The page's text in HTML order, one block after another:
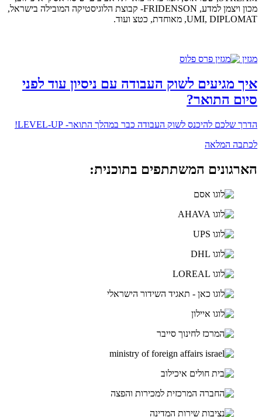
מכון ויצמן למדע, FRIDENSON- קבוצת הלוגיסטיקה המובילה בישראל,
UMI, DIPLOMAT, מאוחדת, כטצ ועוד.
מגזין
איך מגיעים לשוק העבודה עם ניסיון עוד לפני
סיום התואר?
הדרך שלכם להיכנס לשוק העבודה כבר במהלך התואר- LEVEL-UP!
לכתבה המלאה
הארגונים המשתתפים בתוכנית: